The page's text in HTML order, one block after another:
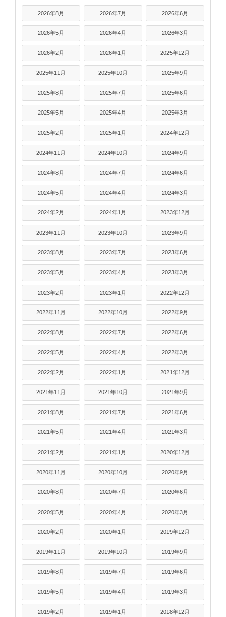
2026年8月 2026年7月 2026年6月
2026年5月 2026年4月 2026年3月
2026年2月 2026年1月 2025年12月
2025年11月 2025年10月 2025年9月
2025年8月 2025年7月 2025年6月
2025年5月 2025年4月 2025年3月
2025年2月 2025年1月 2024年12月
2024年11月 2024年10月 2024年9月
2024年8月 2024年7月 2024年6月
2024年5月 2024年4月 2024年3月
2024年2月 2024年1月 2023年12月
2023年11月 2023年10月 2023年9月
2023年8月 2023年7月 2023年6月
2023年5月 2023年4月 2023年3月
2023年2月 2023年1月 2022年12月
2022年11月 2022年10月 2022年9月
2022年8月 2022年7月 2022年6月
2022年5月 2022年4月 2022年3月
2022年2月 2022年1月 2021年12月
2021年11月 2021年10月 2021年9月
2021年8月 2021年7月 2021年6月
2021年5月 2021年4月 2021年3月
2021年2月 2021年1月 2020年12月
2020年11月 2020年10月 2020年9月
2020年8月 2020年7月 2020年6月
2020年5月 2020年4月 2020年3月
2020年2月 2020年1月 2019年12月
2019年11月 2019年10月 2019年9月
2019年8月 2019年7月 2019年6月
2019年5月 2019年4月 2019年3月
2019年2月 2019年1月 2018年12月